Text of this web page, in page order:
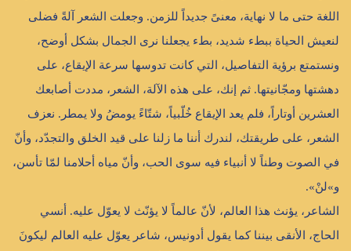
اللغة حتى ما لا نهاية، معنىً جديداً للزمن. وجعلت الشعر آلةً فضلى
لنعيش الحياة ببطء شديد، بطء يجعلنا نرى الجمال بشكل أوضح،
ونستمتع برؤية التفاصيل، التي كانت تدوسها سرعة الإيقاع، على
دهشتها ومجّانيتها. ثم إنك، على هذه الآلة، الشعر، مددت أصابعك
العشرين أوتاراً، فلم يعد الإيقاع خُلّبياً، شتّاءً يومضُ ولا يمطر. نعزف
الشعر، على طريقتك، لندرك أننا ما زلنا على قيد الخلق والتجدّد، وأنّ
في الصوت وطناً لا أنبياء فيه سوى الحب، وأنّ مياه أحلامنا لمّا تأسن،
و»لنْ».
الشاعر، يؤنث هذا العالم، لأنّ عالماً لا يؤنّث لا يعوّل عليه. أنسي
الحاج، الأنقى بيننا كما يقول أدونيس، شاعر يعوّل عليه العالم ليكونَ